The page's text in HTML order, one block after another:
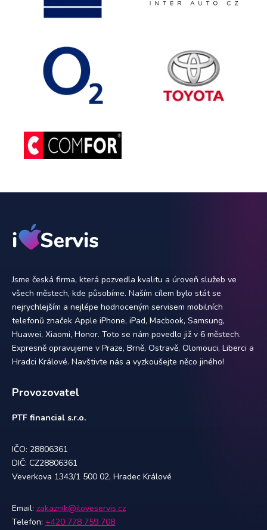
Jsme česká firma, která pozvedla kvalitu a úroveň služeb ve
všech městech, kde působíme. Naším cílem bylo stát se
nejrychlejším a nejlépe hodnoceným servisem mobilních
telefonů značek Apple iPhone, iPad, Macbook, Samsung,
Huawei, Xiaomi, Honor. Toto se nám povedlo již v 6 městech.
Expresně opravujeme v Praze, Brně, Ostravě, Olomouci, Liberci a
Hradci Králové. Navštivte nás a vyzkoušejte něco jiného!
Provozovatel
PTF financial s.r.o.
IČO: 28806361
DIČ: CZ28806361
Veverkova 1343/1 500 02, Hradec Králové
Email: zakaznik@iloveservis.cz
Telefon: +420 778 759 708